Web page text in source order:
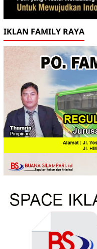
IKLAN FAMILY RAYA